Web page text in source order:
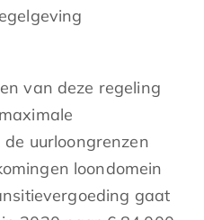
van deze regeling
uurloongrenzen
loondomein
gaat